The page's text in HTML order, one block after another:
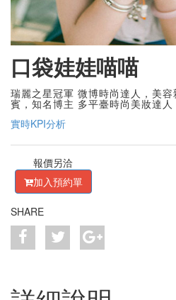
口袋娃娃喵喵
瑞麗之星冠軍 微博時尚達人，美
賓，知名博主 多平臺時尚美妝達人
實時KPI分析
報價另洽
加入預約單
SHARE